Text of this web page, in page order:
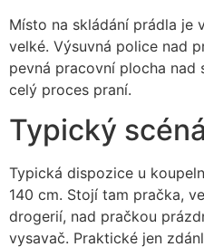
Místo na skládání prádla je
velké. Výsuvná police nad
pevná pracovní plocha
celý proces praní.
Typický
Typická dispozice u
140 cm. Stojí tam pračka,
drogerií, nad pračkou
vysavač. Praktické jen